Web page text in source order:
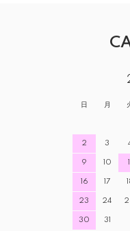
日 月
2 3
9 10 11
16 17
23 24
30 31